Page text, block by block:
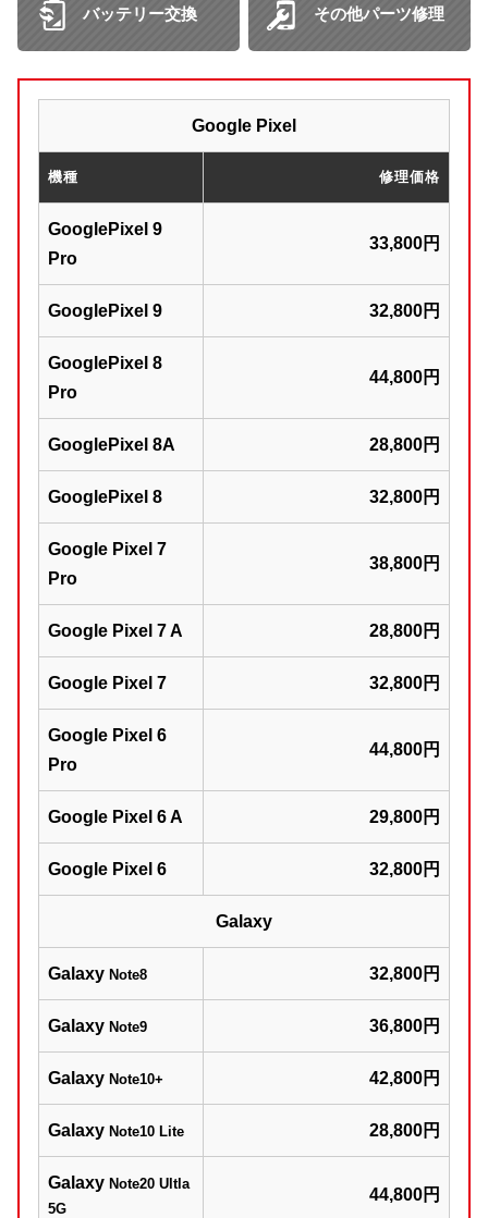
バッテリー交換 その他パーツ修理
Google Pixel
機種 修理価格
GooglePixel 9
Pro
33,800円
GooglePixel 9 32,800円
GooglePixel 8
Pro
44,800円
GooglePixel 8A 28,800円
GooglePixel 8 32,800円
Google Pixel 7
Pro
38,800円
Google Pixel 7 A 28,800円
Google Pixel 7 32,800円
Google Pixel 6
Pro
44,800円
Google Pixel 6 A 29,800円
Google Pixel 6 32,800円
Galaxy
Galaxy Note8 32,800円
Galaxy Note9 36,800円
Galaxy Note10+ 42,800円
Galaxy Note10 Lite 28,800円
Galaxy Note20 Ultla
5G
44,800円